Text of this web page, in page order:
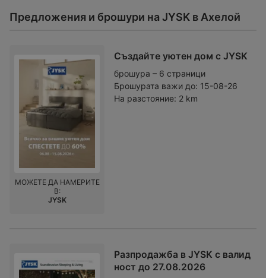
Предложения и брошури на JYSK в Ахелой
Създайте уютен дом с JYSK
брошура – 6 страници
Брошурата важи до: 15-08-26
На разстояние: 2 km
МОЖЕТЕ ДА НАМЕРИТЕ
В:
JYSK
Разпродажба в JYSK с валид
ност до 27.08.2026